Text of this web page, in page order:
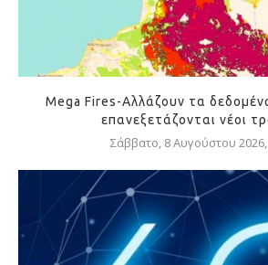
Mega Fires-Αλλάζουν τα
επανεξετάζονται νέοι
Σάββατο, 8 Αυγούστου